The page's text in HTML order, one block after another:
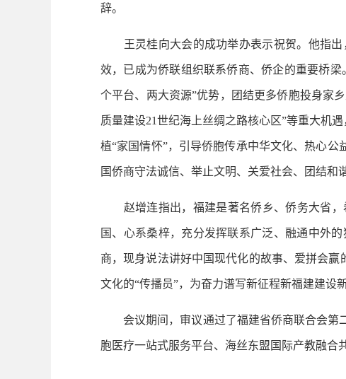
辞。
王灵桂向大会的成功举办表示祝贺。他指出
效，已成为侨联组织联系侨商、侨企的重要桥
个平台、两大资源”优势，团结更多侨胞投身家
质量建设21世纪海上丝绸之路核心区”等重大机
植“家国情怀”，引导侨胞传承中华文化、热心
国侨商守法诚信、举止文明、关爱社会、团结和
赵增连指出，福建是著名侨乡、侨务大省，
国、心系桑梓，充分发挥联系广泛、融通中外
商，现身说法讲好中国现代化的故事、爱拼会
文化的“传播员”，为奋力谱写新征程新福建建设
会议期间，审议通过了福建省侨商联合会第
胞医疗一站式服务平台、海丝东盟国际产教融合